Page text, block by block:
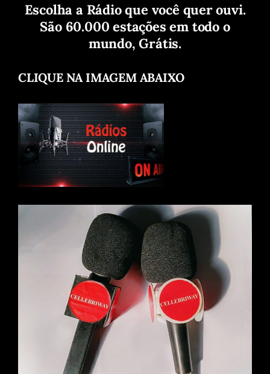
Escolha a Rádio que você quer ouvi.
São 60.000 estações em todo o
mundo, Grátis.
CLIQUE NA IMAGEM ABAIXO